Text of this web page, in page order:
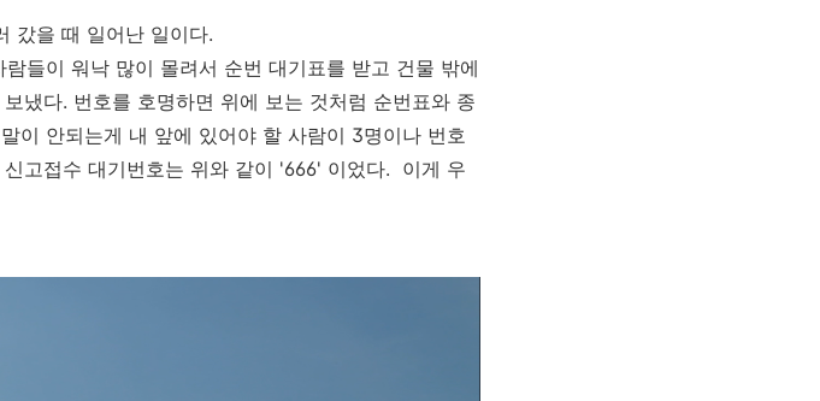
갔을 때 일어난 일이다.
들이 워낙 많이 몰려서 순번 대기표를 받고 건물 밖에
냈다. 번호를 호명하면 위에 보는 것처럼 순번표와 종
이 안되는게 내 앞에 있어야 할 사람이 3명이나 번호
고접수 대기번호는 위와 같이 '666' 이었다. 이게 우